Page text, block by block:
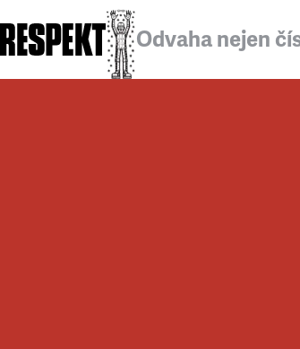
Odvaha nejen